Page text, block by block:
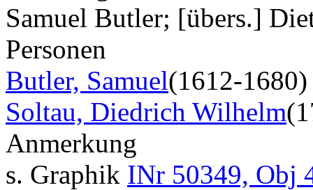
Samuel Butler; [übers.]
Personen
Butler, Samuel(1612-1680)
Soltau, Diedrich Wilhelm
Anmerkung
s. Graphik INr 50349, Obj